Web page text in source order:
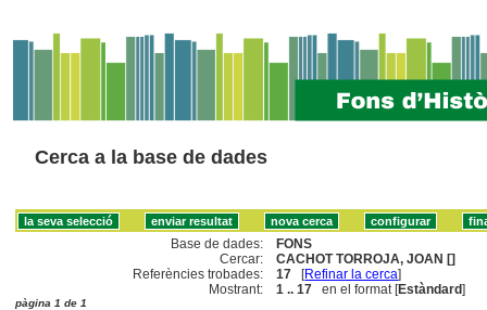
Cerca a la base de dades
Base de dades:
FONS
Cercar:
CACHOT TORROJA, JOAN []
Referències trobades:
17 [Refinar la cerca]
Mostrant:
1 .. 17 en el format [Estàndard]
pàgina 1 de 1